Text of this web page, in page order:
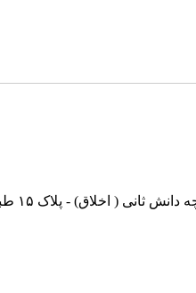
( اخلاق) - پلاک ۱۵ طبقه ۲